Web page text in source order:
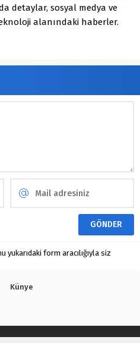
detaylar, sosyal medya ve
alanındaki haberler.
yukarıdaki form aracılığıyla siz
Künye